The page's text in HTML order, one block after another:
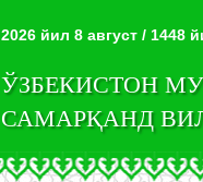
2026 йил 8 август / 1448
ЎЗБЕКИСТОН
САМАРҚАНД